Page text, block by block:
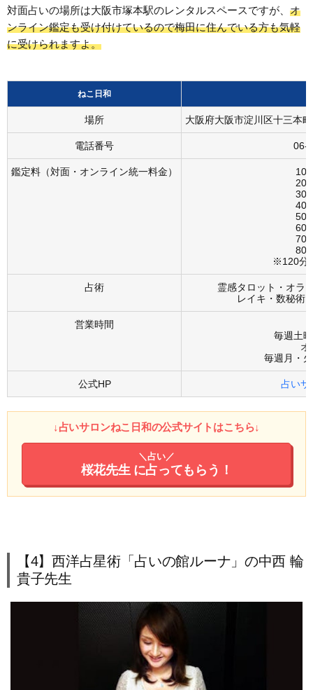
対面占いの場所は大阪市塚本駅のレンタルスペースですが、 オ
ンライン鑑定も受け付けているので梅田に住んでいる方も気軽
に受けられますよ。
ねこ日和
場所 大阪府大阪市淀川区十三本
電話番号 06-
鑑定料（対面・オンライン統一料金）
10
20
30
40
50
60
70
80
※120分
占術
霊感タロット・オラ
レイキ・数秘術
営業時間
毎週土
オ
毎週月・
公式HP 占いサ
↓占いサロンねこ日和の公式サイトはこちら↓
＼占い／
桜花先生 に占ってもらう！
【4】西洋占星術「占いの館ルーナ」の中西 輪
貴子先生